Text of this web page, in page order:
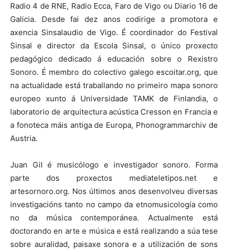
Radio 4 de RNE, Radio Ecca, Faro de Vigo ou Diario 16 de
Galicia. Desde fai dez anos codirige a promotora e
axencia Sinsalaudio de Vigo. É coordinador do Festival
Sinsal e director da Escola Sinsal, o único proxecto
pedagógico dedicado á educación sobre o Rexistro
Sonoro. É membro do colectivo galego escoitar.org, que
na actualidade está traballando no primeiro mapa sonoro
europeo xunto á Universidade TAMK de Finlandia, o
laboratorio de arquitectura acústica Cresson en Francia e
a fonoteca máis antiga de Europa, Phonogrammarchiv de
Austria.
Juan Gil é musicólogo e investigador sonoro. Forma
parte dos proxectos mediateletipos.net e
artesornoro.org. Nos últimos anos desenvolveu diversas
investigacións tanto no campo da etnomusicología como
no da música contemporánea. Actualmente está
doctorando en arte e música e está realizando a súa tese
sobre auralidad, paisaxe sonora e a utilización de sons